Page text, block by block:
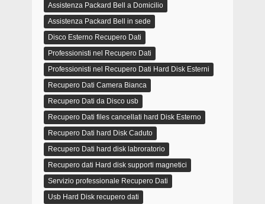
Assistenza Packard Bell a Domicilio
Assistenza Packard Bell in sede
Disco Esterno Recupero Dati
Professionisti nel Recupero Dati
Professionisti nel Recupero Dati Hard Disk Esterni
Recupero Dati Camera Bianca
Recupero Dati da Disco usb
Recupero Dati files cancellati hard Disk Esterno
Recupero Dati hard Disk Caduto
Recupero Dati hard disk labroratorio
Recupero dati Hard disk supporti magnetici
Servizio professionale Recupero Dati
Usb Hard Disk recupero dati